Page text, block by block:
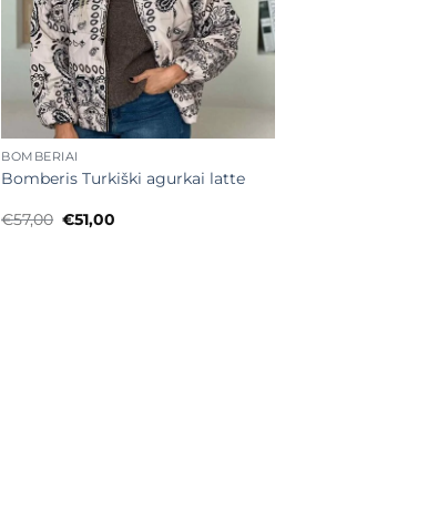
BOMBERIAI
Bomberis Turkiški agurkai latte
€57,00 Original
price
€51,00